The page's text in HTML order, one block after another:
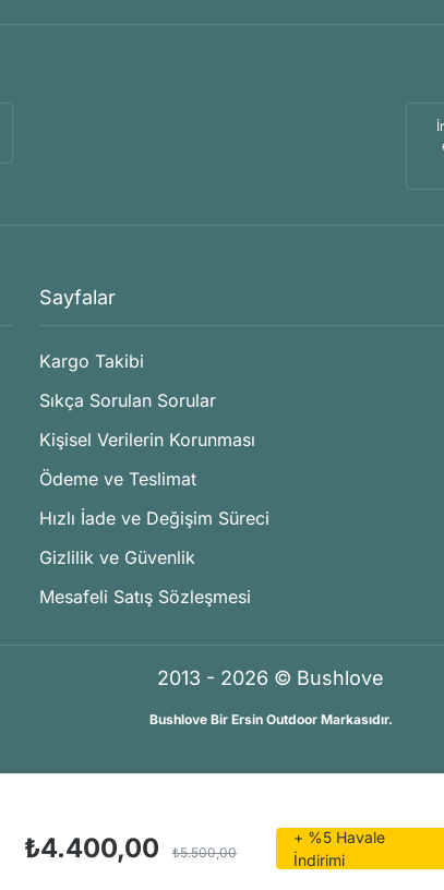
₺4.400,00 ₺5.500,00
+ %5 Havale
İndirimi
Sayfalar
Kargo Takibi
Sıkça Sorulan Sorular
Kişisel Verilerin Korunması
Ödeme ve Teslimat
Hızlı İade ve Değişim Süreci
Gizlilik ve Güvenlik
Mesafeli Satış Sözleşmesi
2013 - 2026 © Bushlove
Bushlove Bir Ersin Outdoor Markasıdır.